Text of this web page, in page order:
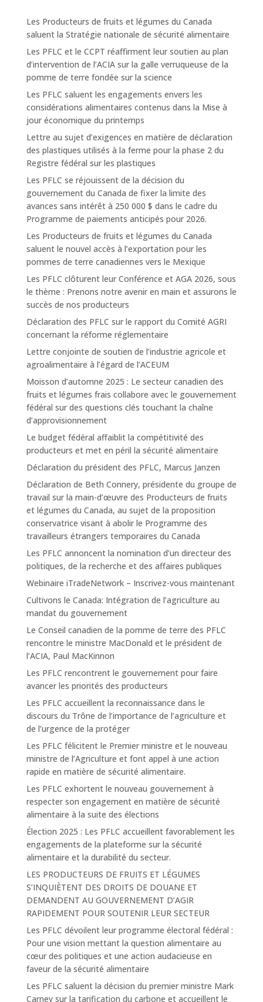
Les Producteurs de fruits et légumes du Canada
saluent la Stratégie nationale de sécurité alimentaire
Les PFLC et le CCPT réaffirment leur soutien au plan
d’intervention de l’ACIA sur la galle verruqueuse de la
pomme de terre fondée sur la science
Les PFLC saluent les engagements envers les
considérations alimentaires contenus dans la Mise à
jour économique du printemps
Lettre au sujet d’exigences en matière de déclaration
des plastiques utilisés à la ferme pour la phase 2 du
Registre fédéral sur les plastiques
Les PFLC se réjouissent de la décision du
gouvernement du Canada de fixer la limite des
avances sans intérêt à 250 000 $ dans le cadre du
Programme de paiements anticipés pour 2026.
Les Producteurs de fruits et légumes du Canada
saluent le nouvel accès à l’exportation pour les
pommes de terre canadiennes vers le Mexique
Les PFLC clôturent leur Conférence et AGA 2026, sous
le thème : Prenons notre avenir en main et assurons le
succès de nos producteurs
Déclaration des PFLC sur le rapport du Comité AGRI
concernant la réforme réglementaire
Lettre conjointe de soutien de l’industrie agricole et
agroalimentaire à l’égard de l’ACEUM
Moisson d’automne 2025 : Le secteur canadien des
fruits et légumes frais collabore avec le gouvernement
fédéral sur des questions clés touchant la chaîne
d’approvisionnement
Le budget fédéral affaiblit la compétitivité des
producteurs et met en péril la sécurité alimentaire
Déclaration du président des PFLC, Marcus Janzen
Déclaration de Beth Connery, présidente du groupe de
travail sur la main-d’œuvre des Producteurs de fruits
et légumes du Canada, au sujet de la proposition
conservatrice visant à abolir le Programme des
travailleurs étrangers temporaires du Canada
Les PFLC annoncent la nomination d’un directeur des
politiques, de la recherche et des affaires publiques
Webinaire iTradeNetwork – Inscrivez-vous maintenant
Cultivons le Canada: Intégration de l’agriculture au
mandat du gouvernement
Le Conseil canadien de la pomme de terre des PFLC
rencontre le ministre MacDonald et le président de
l’ACIA, Paul MacKinnon
Les PFLC rencontrent le gouvernement pour faire
avancer les priorités des producteurs
Les PFLC accueillent la reconnaissance dans le
discours du Trône de l’importance de l’agriculture et
de l’urgence de la protéger
Les PFLC félicitent le Premier ministre et le nouveau
ministre de l’Agriculture et font appel à une action
rapide en matière de sécurité alimentaire.
Les PFLC exhortent le nouveau gouvernement à
respecter son engagement en matière de sécurité
alimentaire à la suite des élections
Élection 2025 : Les PFLC accueillent favorablement les
engagements de la plateforme sur la sécurité
alimentaire et la durabilité du secteur.
LES PRODUCTEURS DE FRUITS ET LÉGUMES
S’INQUIÈTENT DES DROITS DE DOUANE ET
DEMANDENT AU GOUVERNEMENT D’AGIR
RAPIDEMENT POUR SOUTENIR LEUR SECTEUR
Les PFLC dévoilent leur programme électoral fédéral :
Pour une vision mettant la question alimentaire au
cœur des politiques et une action audacieuse en
faveur de la sécurité alimentaire
Les PFLC saluent la décision du premier ministre Mark
Carney sur la tarification du carbone et accueillent le